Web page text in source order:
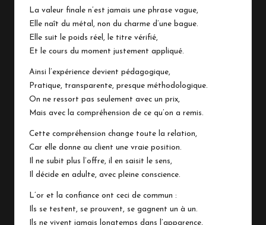
La valeur finale n’est jamais une phrase vague,
Elle naît du métal, non du charme d’une bague.
Elle suit le poids réel, le titre vérifié,
Et le cours du moment justement appliqué.
Ainsi l’expérience devient pédagogique,
Pratique, transparente, presque méthodologique.
On ne ressort pas seulement avec un prix,
Mais avec la compréhension de ce qu’on a remis.
Cette compréhension change toute la relation,
Car elle donne au client une vraie position.
Il ne subit plus l’offre, il en saisit le sens,
Il décide en adulte, avec pleine conscience.
L’or et la confiance ont ceci de commun :
Ils se testent, se prouvent, se gagnent un à un.
Ils ne vivent jamais longtemps dans l’apparence,